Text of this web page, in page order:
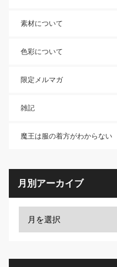
素材について
色彩について
限定メルマガ
雑記
魔王は服の着方がわからない
月別アーカイブ